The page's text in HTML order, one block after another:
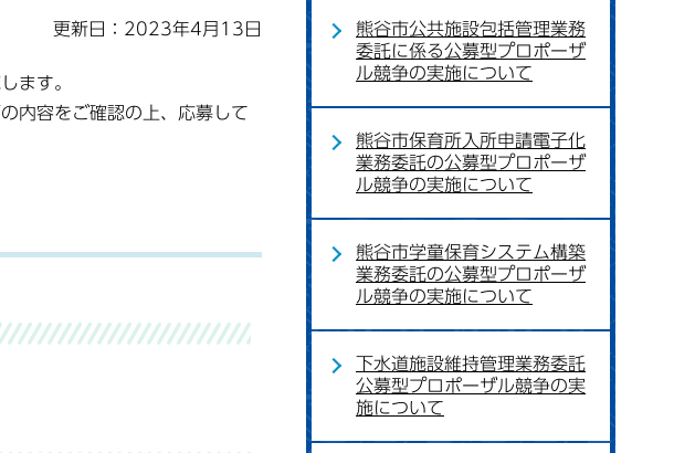
更新日：2023年4月13日
ます。
内容をご確認の上、応募して
熊谷市公共施設包括管理業務
委託に係る公募型プロポーザ
ル競争の実施について
熊谷市保育所入所申請電子化
業務委託の公募型プロポーザ
ル競争の実施について
熊谷市学童保育システム構築
業務委託の公募型プロポーザ
ル競争の実施について
下水道施設維持管理業務委託
公募型プロポーザル競争の実
施について